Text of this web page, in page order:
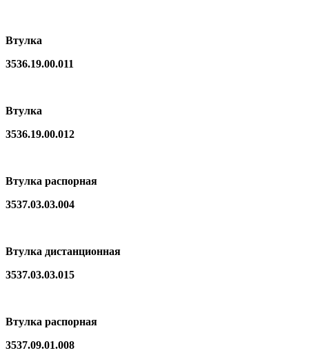
Втулка
3536.19.00.011
Втулка
3536.19.00.012
Втулка распорная
3537.03.03.004
Втулка дистанционная
3537.03.03.015
Втулка распорная
3537.09.01.008